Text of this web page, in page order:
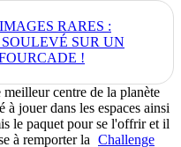
RARES :
SUR UN
!
centre de la planète
à jouer dans les espaces ainsi
le paquet pour se l'offrir et il
à remporter la Challenge